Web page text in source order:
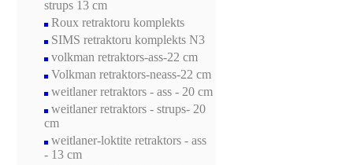
strups 13 cm
Roux retraktoru komplekts
SIMS retraktoru komplekts N3
volkman retraktors-ass-22 cm
Volkman retraktors-neass-22 cm
weitlaner retraktors - ass - 20 cm
weitlaner retraktors - strups- 20
cm
weitlaner-loktite retraktors - ass
- 13 cm